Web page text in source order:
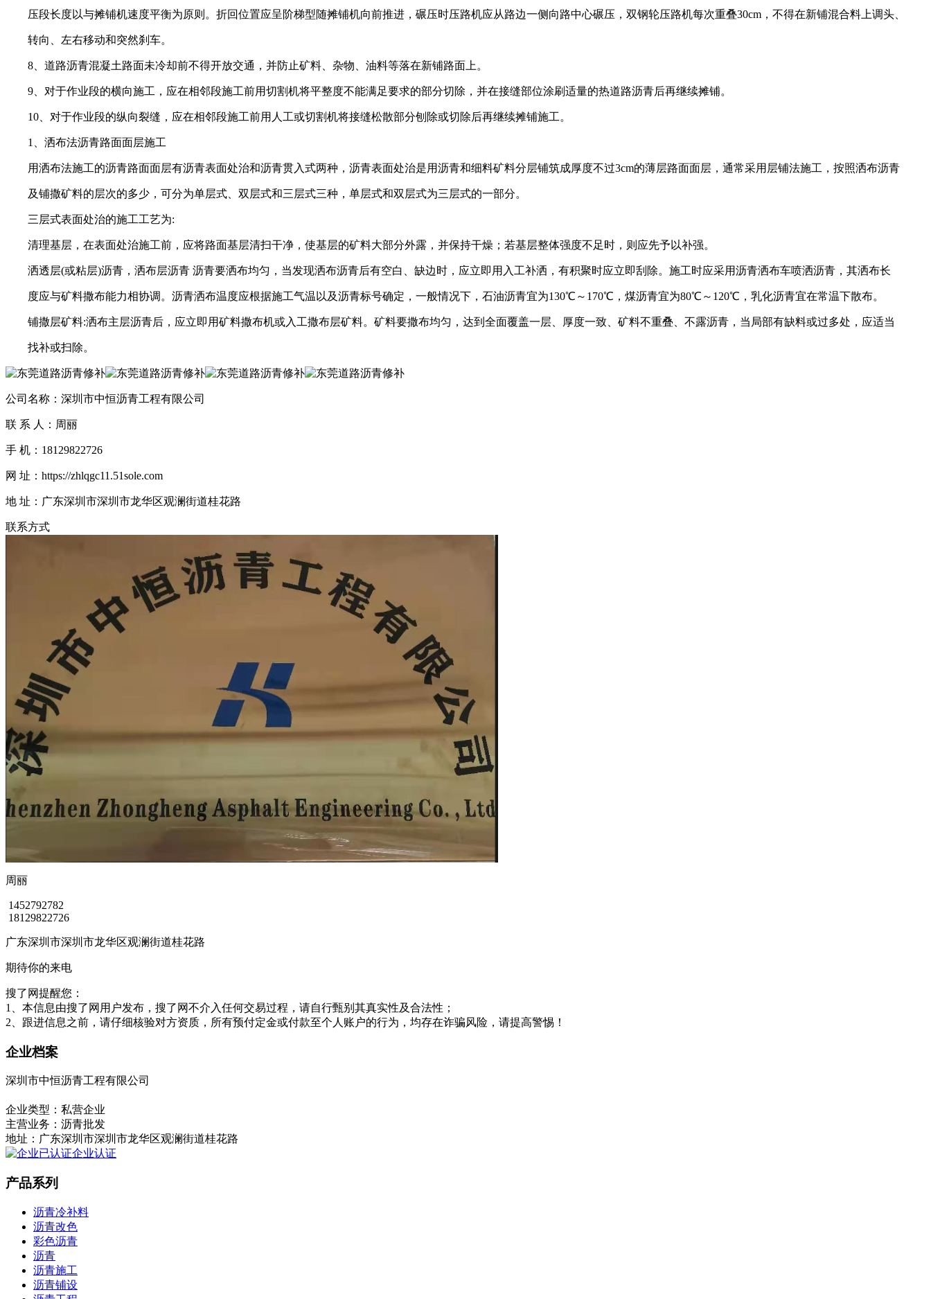
压段长度以与摊铺机速度平衡为原则。折回位置应呈阶梯型随摊铺机向前推进，碾压时压路机应从路边一侧向路中心碾压，双钢轮压路机每次重叠30cm，不得在新铺混合料上调头、
转向、左右移动和突然刹车。
8、道路沥青混凝土路面未冷却前不得开放交通，并防止矿料、杂物、油料等落在新铺路面上。
9、对于作业段的横向施工，应在相邻段施工前用切割机将平整度不能满足要求的部分切除，并在接缝部位涂刷适量的热道路沥青后再继续摊铺。
10、对于作业段的纵向裂缝，应在相邻段施工前用人工或切割机将接缝松散部分刨除或切除后再继续摊铺施工。
1、洒布法沥青路面面层施工
用洒布法施工的沥青路面面层有沥青表面处治和沥青贯入式两种，沥青表面处治是用沥青和细料矿料分层铺筑成厚度不过3cm的薄层路面面层，通常采用层铺法施工，按照洒布沥青
及铺撒矿料的层次的多少，可分为单层式、双层式和三层式三种，单层式和双层式为三层式的一部分。
三层式表面处治的施工工艺为:
清理基层，在表面处治施工前，应将路面基层清扫干净，使基层的矿料大部分外露，并保持干燥；若基层整体强度不足时，则应先予以补强。
洒透层(或粘层)沥青，洒布层沥青 沥青要洒布均匀，当发现洒布沥青后有空白、缺边时，应立即用入工补洒，有积聚时应立即刮除。施工时应采用沥青洒布车喷洒沥青，其洒布长
度应与矿料撒布能力相协调。沥青洒布温度应根据施工气温以及沥青标号确定，一般情况下，石油沥青宜为130℃～170℃，煤沥青宜为80℃～120℃，乳化沥青宜在常温下散布。
铺撒层矿料:洒布主层沥青后，应立即用矿料撒布机或入工撒布层矿料。矿料要撒布均匀，达到全面覆盖一层、厚度一致、矿料不重叠、不露沥青，当局部有缺料或过多处，应适当
找补或扫除。
公司名称：深圳市中恒沥青工程有限公司
联 系 人：周丽
手 机：18129822726
网 址：https://zhlqgc11.51sole.com
地 址：广东深圳市深圳市龙华区观澜街道桂花路
联系方式
周丽
1452792782
18129822726
广东深圳市深圳市龙华区观澜街道桂花路
期待你的来电
搜了网提醒您：
1、本信息由搜了网用户发布，搜了网不介入任何交易过程，请自行甄别其真实性及合法性；
2、跟进信息之前，请仔细核验对方资质，所有预付定金或付款至个人账户的行为，均存在诈骗风险，请提高警惕！
企业档案
深圳市中恒沥青工程有限公司
企业类型： 私营企业
主营业务： 沥青批发
地址： 广东深圳市深圳市龙华区观澜街道桂花路
企业认证
产品系列
沥青冷补料
沥青改色
彩色沥青
沥青
沥青施工
沥青铺设